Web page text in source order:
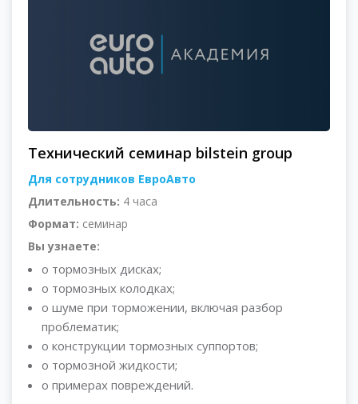
Технический семинар bilstein group
Для сотрудников ЕвроАвто
Длительность: 4 часа
Формат: семинар
Вы узнаете:
о тормозных дисках;
о тормозных колодках;
о шуме при торможении, включая разбор
проблематик;
о конструкции тормозных суппортов;
о тормозной жидкости;
о примерах повреждений.